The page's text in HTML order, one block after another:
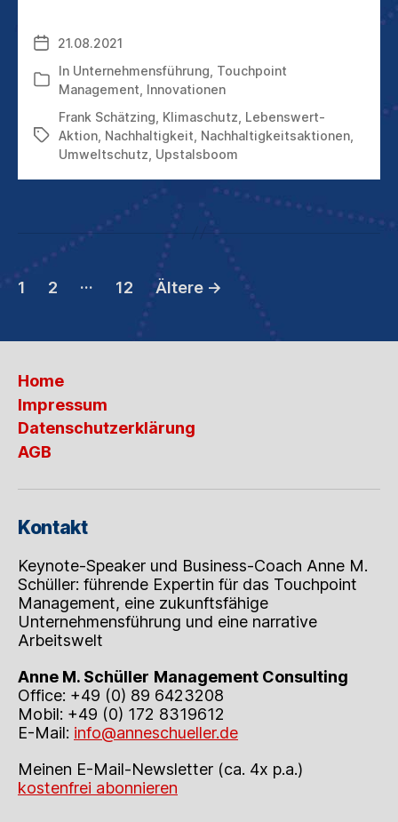
Veröffentlichungsdatum
21.08.2021
Kategorien
In Unternehmensführung Touchpoint
Management Innovationen
Schlagwörter
Frank Schätzing Klimaschutz Lebenswert-
Aktion Nachhaltigkeit Nachhaltigkeitsaktionen
Umweltschutz Upstalsboom
der
Beiträge
1 2 … 12 Ältere →
Home
Impressum
Datenschutzerklärung
AGB
Kontakt
Keynote-Speaker und Business-Coach Anne M.
Schüller: führende Expertin für das Touchpoint
Management, eine zukunftsfähige
Unternehmensführung und eine narrative
Arbeitswelt
Anne M. Schüller Management Consulting
Office: +49 (0) 89 6423208
Mobil: +49 (0) 172 8319612
E-Mail: info@anneschueller.de
Meinen E-Mail-Newsletter (ca. 4x p.a.)
kostenfrei abonnieren